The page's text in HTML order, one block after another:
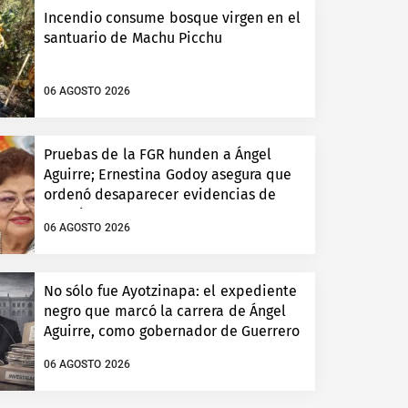
Incendio consume bosque virgen en el
santuario de Machu Picchu
06 AGOSTO 2026
Pruebas de la FGR hunden a Ángel
Aguirre; Ernestina Godoy asegura que
ordenó desaparecer evidencias de
Ayotzinapa
06 AGOSTO 2026
No sólo fue Ayotzinapa: el expediente
negro que marcó la carrera de Ángel
Aguirre, como gobernador de Guerrero
06 AGOSTO 2026